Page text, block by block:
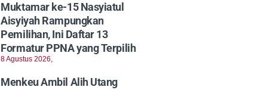
Muktamar ke-15 Nasyiatul
Aisyiyah Rampungkan
Pemilihan, Ini Daftar 13
Formatur PPNA yang Terpilih
8 Agustus 2026,
Menkeu Ambil Alih Utang